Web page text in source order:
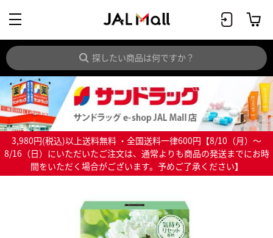
3,980円(税込)以上送料無料 ・全国送料一律600円【8/10（月）～
8/16（日）にいただいたご注文は、通常よりも商品の発送までにお時
間をいただく場合がございます。予めご了承ください】